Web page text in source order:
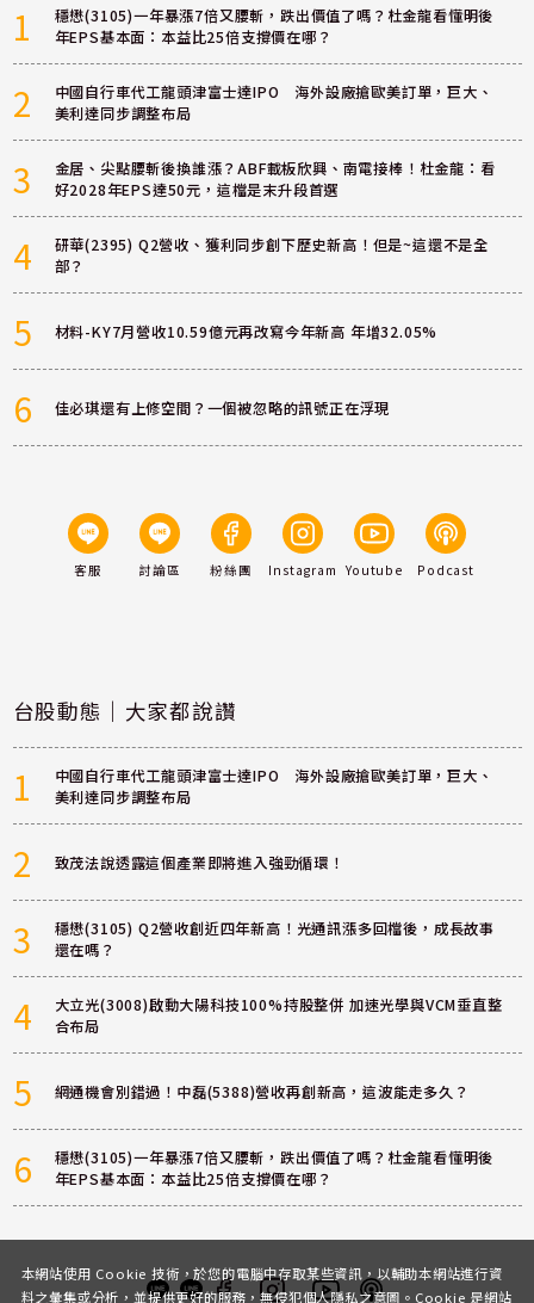
1
穩懋(3105)一年暴漲7倍又腰斬，跌出價值了嗎？杜金龍看懂明後
年EPS基本面：本益比25倍支撐價在哪？
2
中國自行車代工龍頭津富士達IPO 海外設廠搶歐美訂單，巨大、
美利達同步調整布局
3
金居、尖點腰斬後換誰漲？ABF載板欣興、南電接棒！杜金龍：看
好2028年EPS達50元，這檔是末升段首選
4
研華(2395) Q2營收、獲利同步創下歷史新高！但是~這還不是全
部？
5 材料-KY7月營收10.59億元再改寫今年新高 年增32.05%
6 佳必琪還有上修空間？一個被忽略的訊號正在浮現
客服 討論區 粉絲團 Instagram Youtube Podcast
台股動態｜大家都說讚
1
中國自行車代工龍頭津富士達IPO 海外設廠搶歐美訂單，巨大、
美利達同步調整布局
2 致茂法說透露這個產業即將進入強勁循環！
3
穩懋(3105) Q2營收創近四年新高！光通訊漲多回檔後，成長故事
還在嗎？
4
大立光(3008)啟動大陽科技100%持股整併 加速光學與VCM垂直整
合布局
5 網通機會別錯過！中磊(5388)營收再創新高，這波能走多久？
6
穩懋(3105)一年暴漲7倍又腰斬，跌出價值了嗎？杜金龍看懂明後
年EPS基本面：本益比25倍支撐價在哪？
本網站使用 Cookie 技術，於您的電腦中存取某些資訊，以輔助本網站進行資
料之彙集或分析，並提供更好的服務，無侵犯個人隱私之意圖。Cookie 是網站